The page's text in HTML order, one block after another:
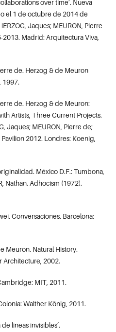
over time’. Nueva
el 1 de octubre de 2014 de
Jaques; MEURON, Pierre
Madrid: Arquitectura Viva,
de. Herzog & de Meuron
1997.
de. Herzog & de Meuron:
Artists, Three Current Projects.
Jaques; MEURON, Pierre de;
2012. Londres: Koenig,
México D.F.: Tumbona,
Nathan. Adhocism (1972).
Conversaciones. Barcelona:
Meuron. Natural History.
Architecture, 2002.
MIT, 2011.
Walther König, 2011.
líneas invisibles’.